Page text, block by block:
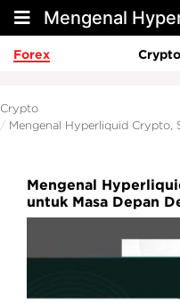
Forex Crypto
Crypto
Mengenal Hyperliquid Crypto,
Mengenal
untuk Masa Depan